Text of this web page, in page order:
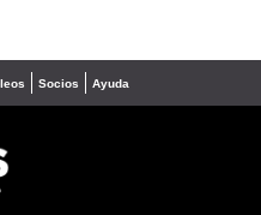
Socios Ayuda